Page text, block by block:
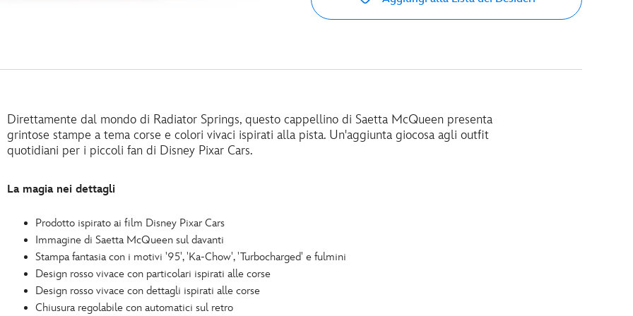
Direttamente dal mondo di Radiator Springs, questo cappellino di Saetta McQueen presenta
grintose stampe a tema corse e colori vivaci ispirati alla pista. Un'aggiunta giocosa agli outfit
quotidiani per i piccoli fan di Disney Pixar Cars.
La magia nei dettagli
Prodotto ispirato ai film Disney Pixar Cars
Immagine di Saetta McQueen sul davanti
Stampa fantasia con i motivi '95', 'Ka-Chow', 'Turbocharged' e fulmini
Design rosso vivace con particolari ispirati alle corse
Design rosso vivace con dettagli ispirati alle corse
Chiusura regolabile con automatici sul retro